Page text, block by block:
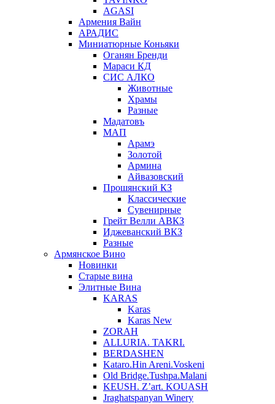
AGASI
Армения Вайн
АРАДИС
Миниатюрные Коньяки
Оганян Бренди
Мараси КД
СИС АЛКО
Животные
Храмы
Разные
Мадатовъ
МАП
Арамэ
Золотой
Армина
Айвазовский
Прошянский КЗ
Классические
Сувенирные
Грейт Велли АВКЗ
Иджеванский ВКЗ
Разные
Армянское Вино
Новинки
Старые вина
Элитные Вина
KARAS
Karas
Karas New
ZORAH
ALLURIA. TAKRI.
BERDASHEN
Kataro.Hin Areni.Voskeni
Old Bridge.Tushpa.Malani
KEUSH. Z’art. KOUASH
Jraghatspanyan Winery